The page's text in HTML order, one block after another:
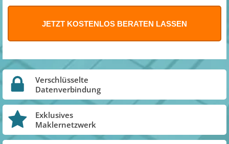
Verschlüsselte
Datenverbindung
Exklusives
Maklernetzwerk